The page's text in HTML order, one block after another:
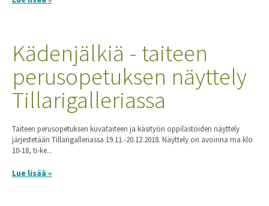
Kädenjälkiä - taiteen
perusopetuksen näyttely
Tillarigalleriassa
Taiteen perusopetuksen kuvataiteen ja käsityön oppilastöiden näyttely
järjestetään Tillarigalleriassa 19.11.-20.12.2018. Näyttely on avoinna ma klo
10-18, ti-ke...
Lue lisää »